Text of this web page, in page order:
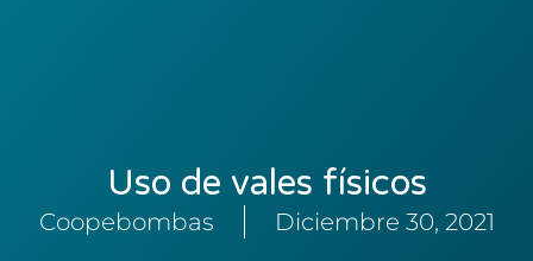
Uso de vales físicos
Coopebombas Diciembre 30, 2021